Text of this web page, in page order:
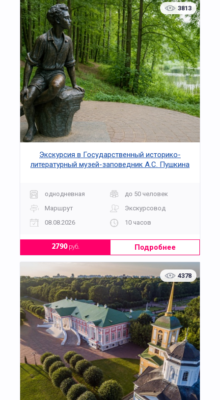
3813
Экскурсия в Государственный историко-
литературный музей-заповедник А.С. Пушкина
однодневная
до 50 человек
Маршрут
Экскурсовод
08.08.2026
10 часов
2790руб. Подробнее
4378